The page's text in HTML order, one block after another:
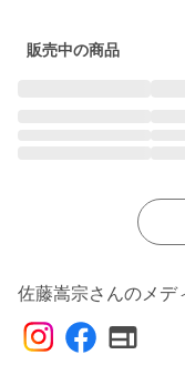
販売中の商品
佐藤嵩宗さんのメデ